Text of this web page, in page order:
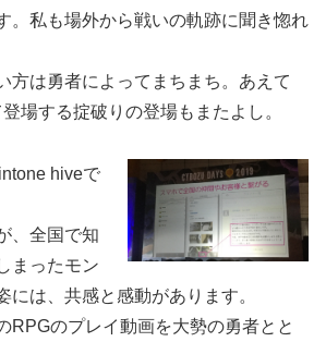
。私も場外から戦いの軌跡に聞き惚れ
方は勇者によってまちまち。あえて
場する掟破りの登場もまたよし。
hiveで
、全国で知
まったモン
には、共感と感動があります。
RPGのプレイ動画を大勢の勇者とと